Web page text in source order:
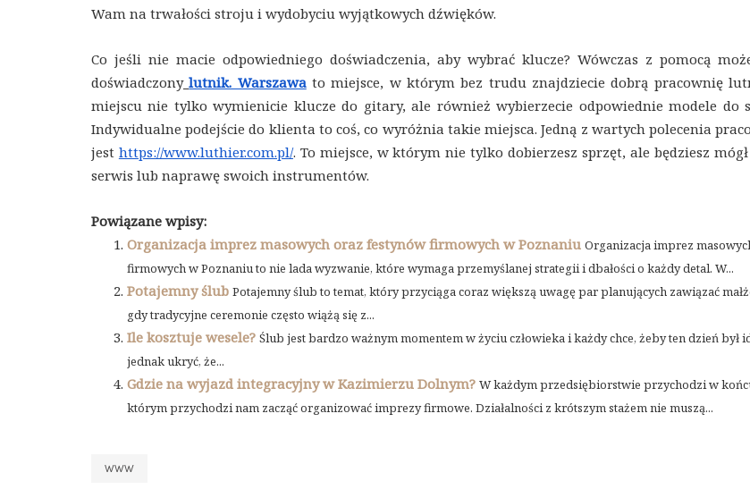
Wam na trwałości stroju i wydobyciu wyjątkowych dźwięków.
Co jeśli nie macie odpowiedniego doświadczenia, aby wybrać klucze? Wówczas z pomocą
doświadczony lutnik. Warszawato miejsce, w którym bez trudu znajdziecie dobrą pracownię
miejscu nie tylko wymienicie klucze do gitary, ale również wybierzecie odpowiednie modele do
Indywidualne podejście do klienta to coś, co wyróżnia takie miejsca. Jedną z wartych polecenia
jest https://www.luthier.com.pl/. To miejsce, w którym nie tylko dobierzesz sprzęt, ale będziesz
serwis lub naprawę swoich instrumentów.
Powiązane wpisy:
Organizacja imprez masowych oraz festynów firmowych w Poznaniu Organizacja imprez
firmowych w Poznaniu to nie lada wyzwanie, które wymaga przemyślanej strategii i dbałości o każdy detal. W...
Potajemny ślub Potajemny ślub to temat, który przyciąga coraz większą uwagę par planujących zawiązać
gdy tradycyjne ceremonie często wiążą się z...
Ile kosztuje wesele? Ślub jest bardzo ważnym momentem w życiu człowieka i każdy chce, żeby ten dzień był
jednak ukryć, że...
Gdzie na wyjazd integracyjny w Kazimierzu Dolnym? W każdym przedsiębiorstwie przychodzi w
którym przychodzi nam zacząć organizować imprezy firmowe. Działalności z krótszym stażem nie muszą...
WWW